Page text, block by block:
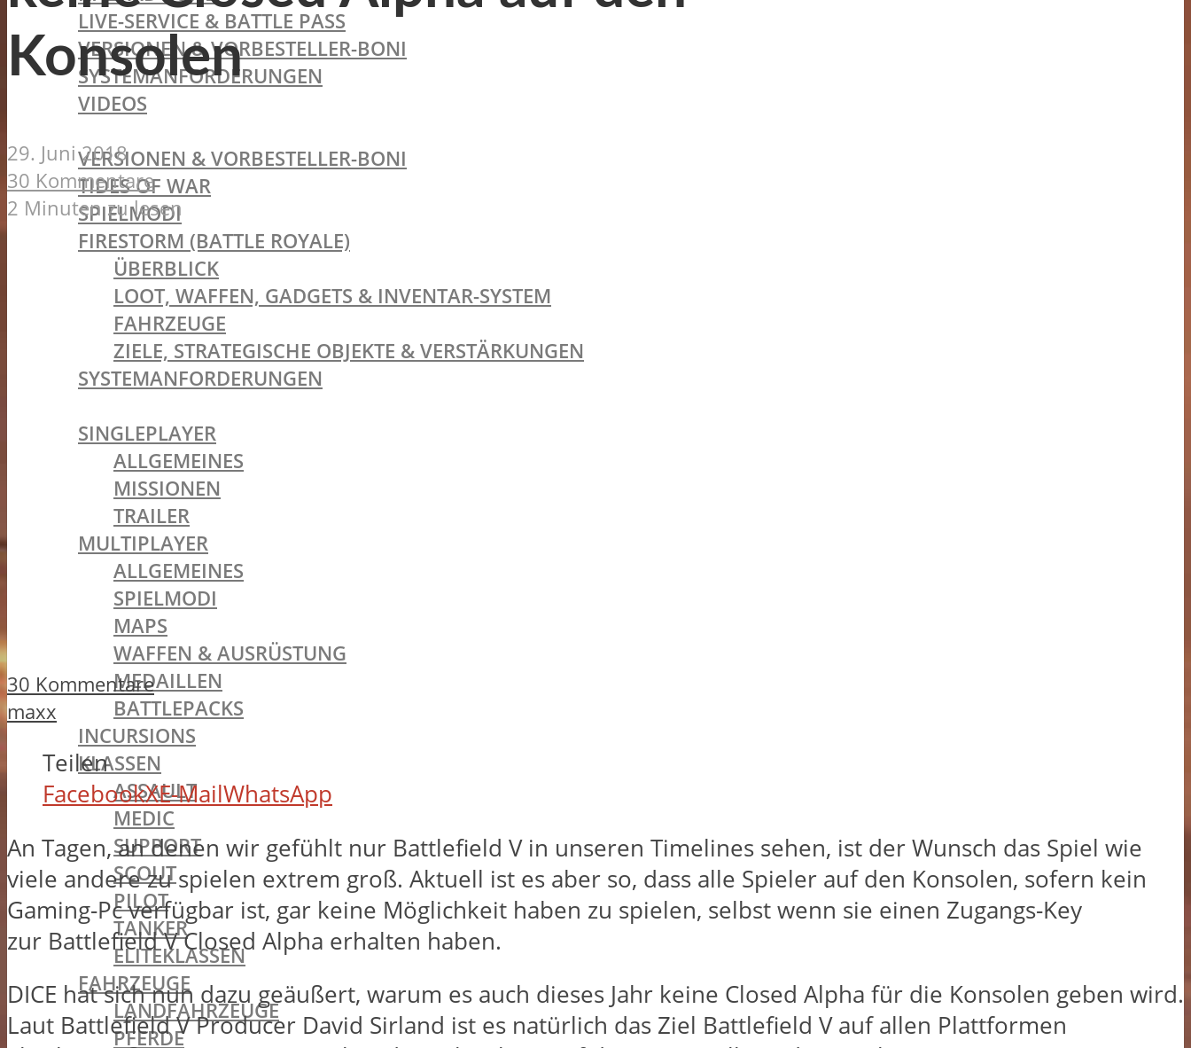
LIVE-SERVICE & BATTLE PASS
VERSIONEN & VORBESTELLER-BONI
SYSTEMANFORDERUNGEN
VIDEOS
VERSIONEN & VORBESTELLER-BONI
TIDES OF WAR
SPIELMODI
FIRESTORM (BATTLE ROYALE)
ÜBERBLICK
LOOT, WAFFEN, GADGETS & INVENTAR-SYSTEM
FAHRZEUGE
ZIELE, STRATEGISCHE OBJEKTE & VERSTÄRKUNGEN
SYSTEMANFORDERUNGEN
SINGLEPLAYER
ALLGEMEINES
MISSIONEN
TRAILER
MULTIPLAYER
ALLGEMEINES
SPIELMODI
MAPS
WAFFEN & AUSRÜSTUNG
MEDAILLEN
BATTLEPACKS
INCURSIONS
KLASSEN
ASSAULT
MEDIC
SUPPORT
SCOUT
PILOT
TANKER
ELITEKLASSEN
FAHRZEUGE
LANDFAHRZEUGE
PFERDE
Konsolen
29. Juni 2018
30 Kommentare
2 Minuten zu lesen
30 Kommentare
maxx
Teilen
FacebookXE-MailWhatsApp
An Tagen, an denen wir gefühlt nur Battlefield V in unseren Timelines sehen, ist der Wunsch das Spiel wie
viele andere zu spielen extrem groß. Aktuell ist es aber so, dass alle Spieler auf den Konsolen, sofern kein
Gaming-Pc verfügbar ist, gar keine Möglichkeit haben zu spielen, selbst wenn sie einen Zugangs-Key
zur Battlefield V Closed Alpha erhalten haben.
DICE hat sich nun dazu geäußert, warum es auch dieses Jahr keine Closed Alpha für die Konsolen geben wird.
Laut Battlefield V Producer David Sirland ist es natürlich das Ziel Battlefield V auf allen Plattformen